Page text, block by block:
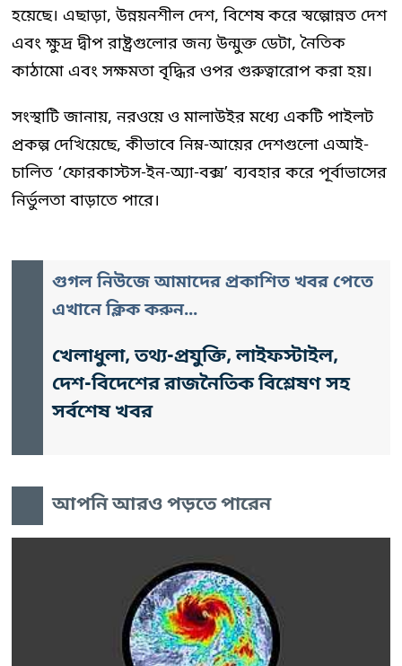
হয়েছে। এছাড়া, উন্নয়নশীল দেশ, বিশেষ করে স্বল্পোন্নত দেশ
এবং ক্ষুদ্র দ্বীপ রাষ্ট্রগুলোর জন্য উন্মুক্ত ডেটা, নৈতিক
কাঠামো এবং সক্ষমতা বৃদ্ধির ওপর গুরুত্বারোপ করা হয়।
সংস্থাটি জানায়, নরওয়ে ও মালাউইর মধ্যে একটি পাইলট
প্রকল্প দেখিয়েছে, কীভাবে নিম্ন-আয়ের দেশগুলো এআই-
চালিত ‘ফোরকাস্টস-ইন-অ্যা-বক্স’ ব্যবহার করে পূর্বাভাসের
নির্ভুলতা বাড়াতে পারে।
গুগল নিউজে আমাদের প্রকাশিত খবর পেতে
এখানে ক্লিক করুন...
খেলাধুলা, তথ্য-প্রযুক্তি, লাইফস্টাইল,
দেশ-বিদেশের রাজনৈতিক বিশ্লেষণ সহ
সর্বশেষ খবর
আপনি আরও পড়তে পারেন